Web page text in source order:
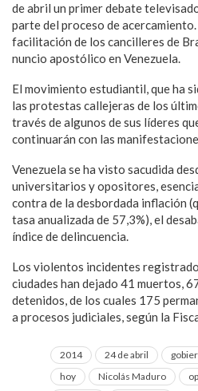
de abril un primer debate
parte del proceso de
facilitación de los cancilleres de
nuncio apostólico en Venezuela.
El movimiento estudiantil, que ha
las protestas callejeras de los
través de algunos de sus líderes
continuarán con las
Venezuela se ha visto sacudida
universitarios y opositores,
contra de la desbordada inflación
tasa anualizada de 57,3%), el
índice de delincuencia.
Los violentos incidentes
ciudades han dejado 41 muertos,
detenidos, de los cuales 175
a procesos judiciales, según la
2014 24 de abril
hoy
Nicolás Maduro